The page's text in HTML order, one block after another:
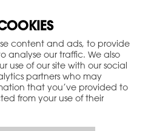
content and ads, to provide
analyse our traffic. We also
use of our site with our social
partners who may
that you’ve provided to
from your use of their